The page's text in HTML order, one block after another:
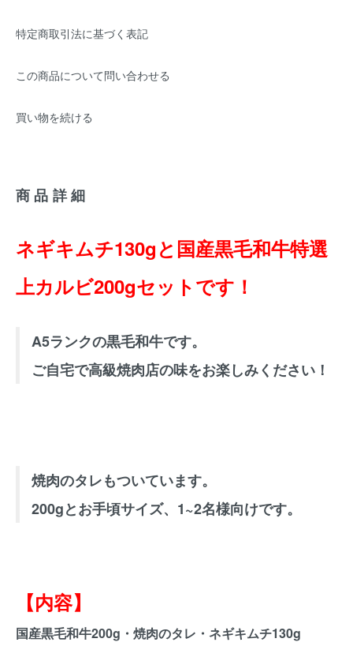
特定商取引法に基づく表記
この商品について問い合わせる
買い物を続ける
商品詳細
ネギキムチ130gと国産黒毛和牛特選
上カルビ200gセットです！
A5ランクの黒毛和牛です。
ご自宅で高級焼肉店の味をお楽しみください！
焼肉のタレもついています。
200gとお手頃サイズ、1~2名様向けです。
【内容】
国産黒毛和牛200g・焼肉のタレ・ネギキムチ130g